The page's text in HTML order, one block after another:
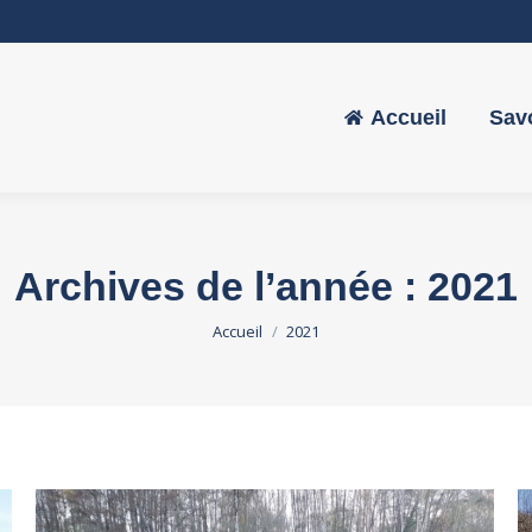
Accueil
Archives de l’année : 2021
Vous êtes ici :
Accueil 2021